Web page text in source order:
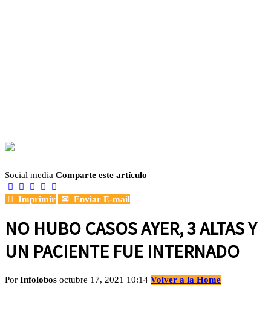
Social media Comparte este artículo

  


Imprimir ✉ Enviar E-mail
NO HUBO CASOS AYER, 3 ALTAS Y
UN PACIENTE FUE INTERNADO
Por Infolobos octubre 17, 2021 10:14 Volver a la Home